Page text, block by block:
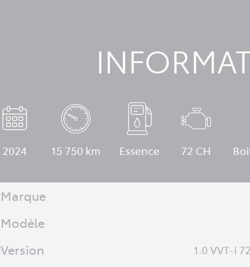
2024 15 750 km Essence 72 CH
Marque
Modèle
Version 1.0 VVT-i